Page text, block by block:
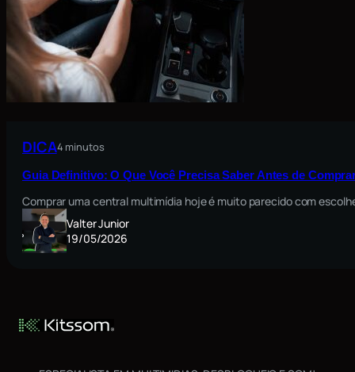
DICA4 minutos
Guia Definitivo: O Que Você Precisa Saber Antes de
Comprar uma central multimídia hoje é muito parecido com
Valter Junior
19/05/2026